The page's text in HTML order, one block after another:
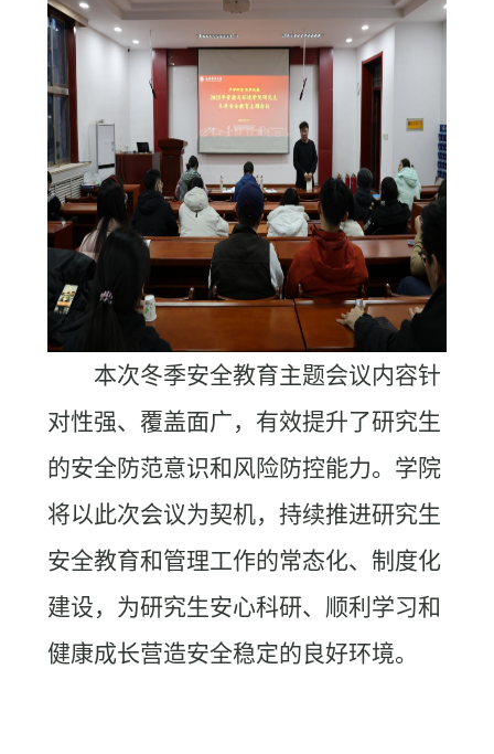
本次冬季安全教育主题会议内容针
对性强、覆盖面广，有效提升了研究生
的安全防范意识和风险防控能力。学院
将以此次会议为契机，持续推进研究生
安全教育和管理工作的常态化、制度化
建设，为研究生安心科研、顺利学习和
健康成长营造安全稳定的良好环境。